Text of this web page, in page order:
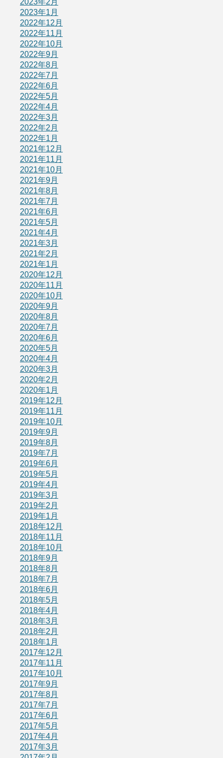
2023年1月
2022年12月
2022年11月
2022年10月
2022年9月
2022年8月
2022年7月
2022年6月
2022年5月
2022年4月
2022年3月
2022年2月
2022年1月
2021年12月
2021年11月
2021年10月
2021年9月
2021年8月
2021年7月
2021年6月
2021年5月
2021年4月
2021年3月
2021年2月
2021年1月
2020年12月
2020年11月
2020年10月
2020年9月
2020年8月
2020年7月
2020年6月
2020年5月
2020年4月
2020年3月
2020年2月
2020年1月
2019年12月
2019年11月
2019年10月
2019年9月
2019年8月
2019年7月
2019年6月
2019年5月
2019年4月
2019年3月
2019年2月
2019年1月
2018年12月
2018年11月
2018年10月
2018年9月
2018年8月
2018年7月
2018年6月
2018年5月
2018年4月
2018年3月
2018年2月
2018年1月
2017年12月
2017年11月
2017年10月
2017年9月
2017年8月
2017年7月
2017年6月
2017年5月
2017年4月
2017年3月